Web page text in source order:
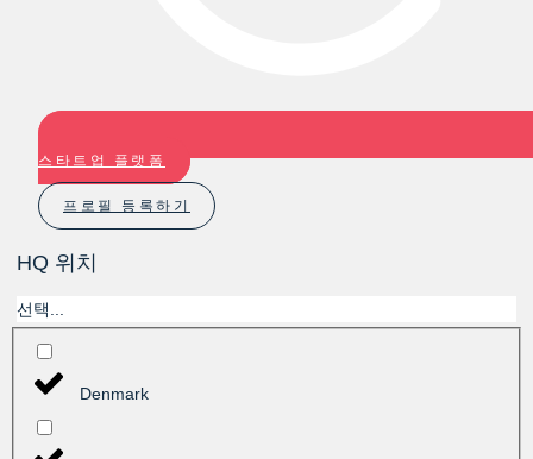
스타트업 플랫폼
프로필 등록하기
HQ 위치
선택...
Denmark